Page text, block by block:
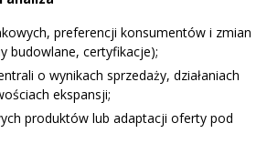
preferencji konsumentów i zmian
budowlane, certyfikacje);
o wynikach sprzedaży, działaniach
ekspansji;
produktów lub adaptacji oferty pod